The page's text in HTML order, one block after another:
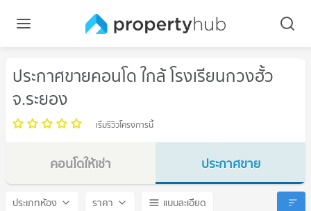
ประกาศขายคอนโด ใกล้ โรงเรียนกวงฮั้ว
จ.ระยอง
เริ่มรีวิวโครงการนี้
คอนโดให้เช่า
โรงเรียนกวงฮั้ว จ.ระยอง
ประกาศขาย
โรงเรียนกวงฮั้ว จ.ระยอง
ประเภทห้อง ราคา
แบบละเอียด